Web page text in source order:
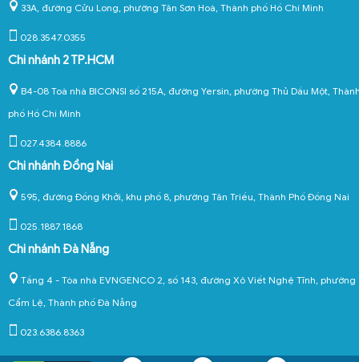
33A, đường Cửu Long, phường Tân Sơn Hoà, Thành phố Hồ Chí Minh
028.3547.0355
Chi nhánh 2 TP.HCM
B4-08 Toà nhà BICONSI số 215A, đường Yersin, phường Thủ Dầu Một,
phố Hồ Chí Minh
027.4384.8886
Chi nhánh Đồng Nai
595, đường Đồng Khởi, khu phố 8, phường Tân Triều, Thành Phố Đồng Nai
025.1887.1868
Chi nhánh Đà Nẵng
Tầng 4 - Tòa nhà EVNGENCO 2, số 143, đường Xô Viết Nghệ Tĩnh, phường
Cẩm Lệ, Thành phố Đà Nẵng
023.6386.8363